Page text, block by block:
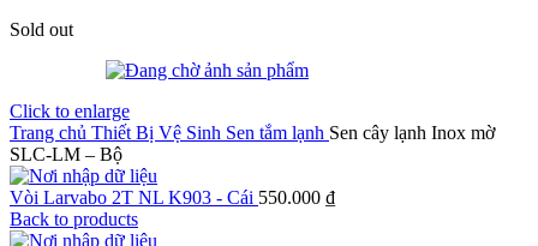
Sold out
Click to enlarge
Trang chủ Thiết Bị Vệ Sinh Sen tắm lạnh Sen cây lạnh Inox mờ
SLC-LM – Bộ
Vòi Larvabo 2T NL K903 - Cái 550.000 ₫
Back to products